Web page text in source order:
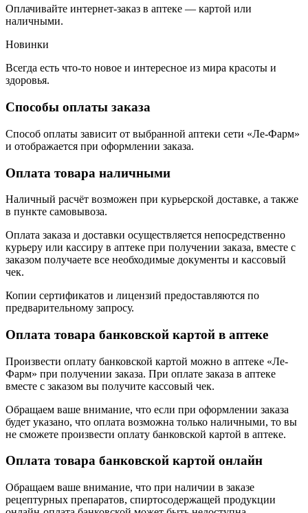
Оплачивайте интернет-заказ в аптеке — картой или
наличными.
Новинки
Всегда есть что-то новое и интересное из мира красоты и
здоровья.
Способы оплаты заказа
Способ оплаты зависит от выбранной аптеки сети «Ле-Фарм»
и отображается при оформлении заказа.
Оплата товара наличными
Наличный расчёт возможен при курьерской доставке, а также
в пункте самовывоза.
Оплата заказа и доставки осуществляется непосредственно
курьеру или кассиру в аптеке при получении заказа, вместе с
заказом получаете все необходимые документы и кассовый
чек.
Копии сертификатов и лицензий предоставляются по
предварительному запросу.
Оплата товара банковской картой в аптеке
Произвести оплату банковской картой можно в аптеке «Ле-
Фарм» при получении заказа. При оплате заказа в аптеке
вместе с заказом вы получите кассовый чек.
Обращаем ваше внимание, что если при оформлении заказа
будет указано, что оплата возможна только наличными, то вы
не сможете произвести оплату банковской картой в аптеке.
Оплата товара банковской картой онлайн
Обращаем ваше внимание, что при наличии в заказе
рецептурных препаратов, спиртосодержащей продукции